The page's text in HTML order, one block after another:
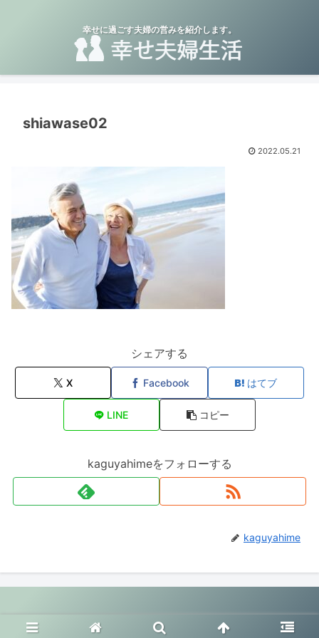
幸せに過ごす夫婦の営みを紹介します。
shiawase02
2022.05.21
シェアする
X Facebook はてブ
LINE コピー
kaguyahimeをフォローする
kaguyahime
© 2020 幸せ夫婦生活.